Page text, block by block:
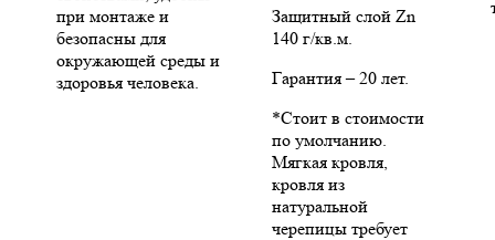
при монтаже и
безопасны для
окружающей среды и
здоровья человека.
Защитный слой Zn
140 г/кв.м.
Гарантия – 20 лет.
*Стоит в стоимости
по умолчанию.
Мягкая кровля,
кровля из
натуральной
черепицы требует